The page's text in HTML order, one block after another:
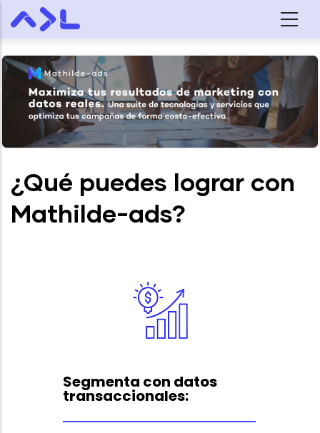
Skip to main content
¿Qué puedes lograr con
Mathilde-ads?
Segmenta con datos
transaccionales: